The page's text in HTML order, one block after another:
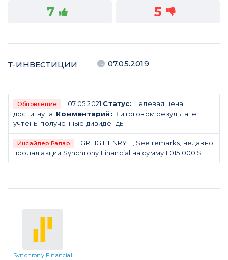
7 5
Т-ИНВЕСТИЦИИ 07.05.2019
Обновление 07.05.2021 Статус: Целевая цена
достигнута. Комментарий: В итоговом результате
учтены полученные дивиденды
Инсайдер Радар
GREIG HENRY F, See remarks, недавно
продал акции Synchrony Financial на сумму 1 015 000 $.
Synchrony Financial